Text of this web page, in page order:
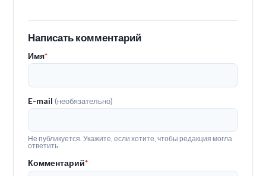
Написать комментарий
Имя*
E-mail(необязательно)
Не публикуется. Укажите, если хотите, чтобы редакция могла
ответить.
Комментарий*